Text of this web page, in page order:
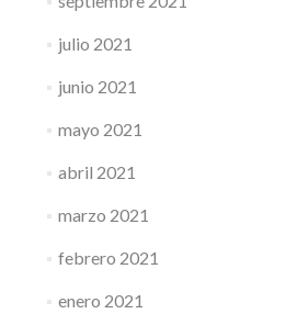
julio 2021
junio 2021
mayo 2021
abril 2021
marzo 2021
febrero 2021
enero 2021